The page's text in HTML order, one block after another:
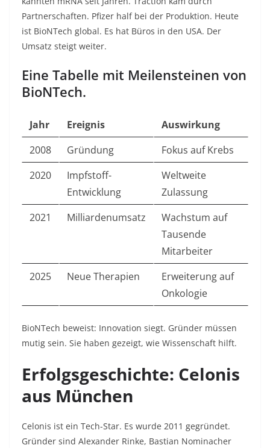
Partnerschaften. Pfizer half bei der Produktion. Heute
ist BioNTech global. Es hat Büros in den USA. Der
Umsatz steigt weiter.​
Eine Tabelle mit Meilensteinen von
BioNTech.
Jahr Ereignis
Auswirkung
2008
Gründung
Fokus auf Krebs
2020
Impfstoff-
Entwicklung
Weltweite
Zulassung
2021
Milliardenumsatz
Wachstum auf
Tausende
Mitarbeiter
2025
Neue Therapien
Erweiterung auf
Onkologie
BioNTech beweist: Innovation siegt. Gründer müssen
mutig sein. Sie haben gezeigt, wie Wissenschaft hilft.​
Erfolgsgeschichte: Celonis
aus München
Celonis ist ein Tech-Star. Es wurde 2011 gegründet.
Gründer sind Alexander Rinke, Bastian Nominacher